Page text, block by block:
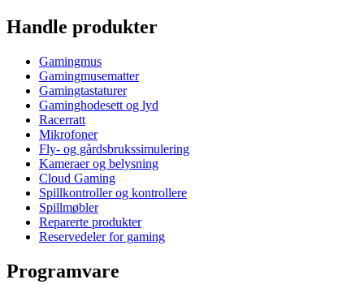
Handle produkter
Gamingmus
Gamingmusematter
Gamingtastaturer
Gaminghodesett og lyd
Racerratt
Mikrofoner
Fly- og gårdsbrukssimulering
Kameraer og belysning
Cloud Gaming
Spillkontroller og kontrollere
Spillmøbler
Reparerte produkter
Reservedeler for gaming
Programvare